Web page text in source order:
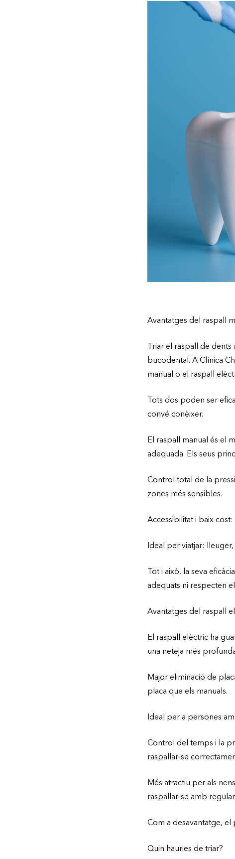
Avantatges del raspall
Triar el raspall de
bucodental. A Clínica
manual o el raspall
Tots dos poden ser
convé conèixer.
El raspall manual és el
adequada. Els seus
Control total de la
zones més sensibles.
Accessibilitat i baix
Ideal per viatjar: lleuger,
Tot i això, la seva
adequats ni respecten
Avantatges del raspall
El raspall elèctric ha
una neteja més
Major eliminació de
placa que els manuals.
Ideal per a persones
Control del temps i la
raspallar-se
Més atractiu per als
raspallar-se amb
Com a desavantatge, el
Quin hauries de triar?